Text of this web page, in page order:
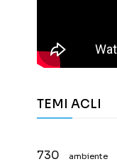
TEMI ACLI
730 ambiente